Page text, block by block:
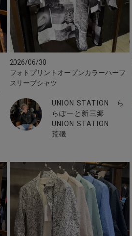
2026/06/30
フォトプリントオープンカラーハーフ
スリーブシャツ
UNION STATION ら
らぽーと新三郷
UNION STATION
荒磯